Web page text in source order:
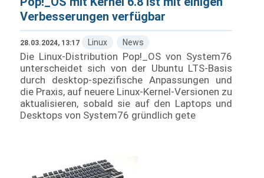
Verbesserungen verfügbar
28.03.2024, 13:17 Linux News
Die Linux-Distribution Pop!_OS von System76
unterscheidet sich von der Ubuntu LTS-Basis
durch desktop-spezifische Anpassungen und
die Praxis, auf neuere Linux-Kernel-Versionen zu
aktualisieren, sobald sie auf den Laptops und
Desktops von System76 gründlich gete